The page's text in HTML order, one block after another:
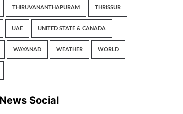
THIRUVANANTHAPURAM THRISSUR
UAE UNITED STATE & CANADA
WAYANAD WEATHER WORLD
Social